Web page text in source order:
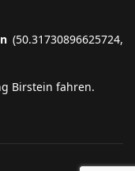
(50.31730896625724,
Birstein fahren.